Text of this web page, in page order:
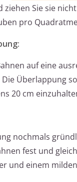
Sie sie
pro
auf eine
Überlappung
20 cm
nochmals
fest und
und einem